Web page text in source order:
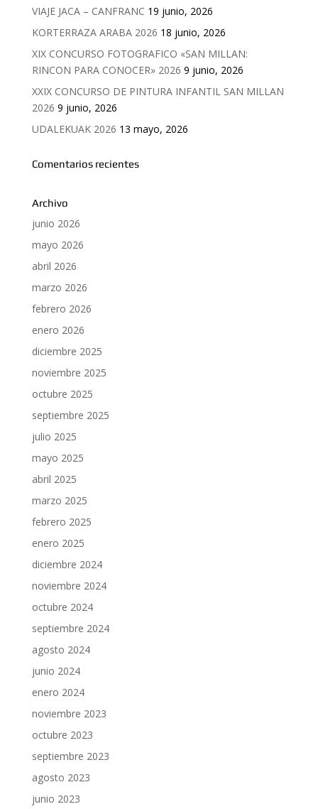
VIAJE JACA – CANFRANC 19 junio, 2026
KORTERRAZA ARABA 2026 18 junio, 2026
XIX CONCURSO FOTOGRAFICO «SAN MILLAN:
RINCON PARA CONOCER» 2026 9 junio, 2026
XXIX CONCURSO DE PINTURA INFANTIL SAN MILLAN
2026 9 junio, 2026
UDALEKUAK 2026 13 mayo, 2026
Comentarios recientes
Archivo
junio 2026
mayo 2026
abril 2026
marzo 2026
febrero 2026
enero 2026
diciembre 2025
noviembre 2025
octubre 2025
septiembre 2025
julio 2025
mayo 2025
abril 2025
marzo 2025
febrero 2025
enero 2025
diciembre 2024
noviembre 2024
octubre 2024
septiembre 2024
agosto 2024
junio 2024
enero 2024
noviembre 2023
octubre 2023
septiembre 2023
agosto 2023
junio 2023